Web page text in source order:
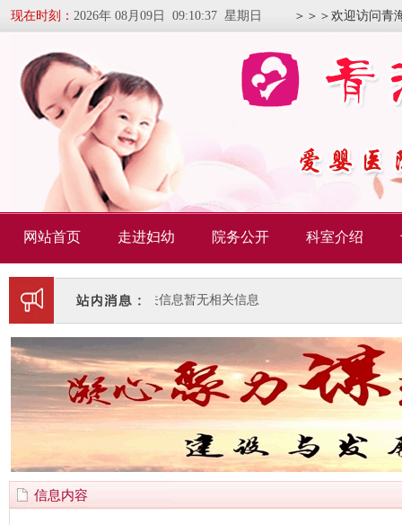
现在时刻： 2026年 08月09日 09:10:38 星期日 ＞＞＞欢迎访问青
网站首页 走进妇幼 院务公开 科室介绍
暂无相关信息暂无相关信息
信息内容